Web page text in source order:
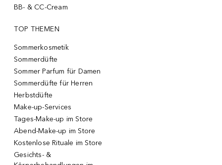
BB- & CC-Cream
TOP THEMEN
Sommerkosmetik
Sommerdüfte
Sommer Parfum für Damen
Sommerdüfte für Herren
Herbstdüfte
Make-up-Services
Tages-Make-up im Store
Abend-Make-up im Store
Kostenlose Rituale im Store
Gesichts- &